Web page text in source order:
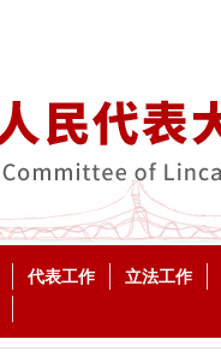
代表工作 立法工作